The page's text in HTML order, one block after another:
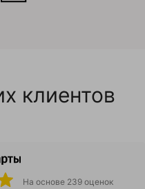
клиентов
На основе 239 оценок